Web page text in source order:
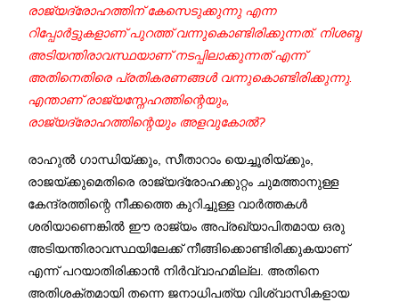
രാജ്യദ്രോഹത്തിന് കേസെടുക്കുന്നു എന്ന
റിപ്പോര്‍ട്ടുകളാണ് പുറത്ത് വന്നുകൊണ്ടിരിക്കുന്നത്. നിശബ്ദ
അടിയന്തിരാവസ്ഥയാണ് നടപ്പിലാക്കുന്നത് എന്ന്
അതിനെതിരെ പ്രതികരണങ്ങള്‍ വന്നുകൊണ്ടിരിക്കുന്നു.
എന്താണ് രാജ്യസ്നേഹത്തിന്റെയും,
രാജ്യദ്രോഹത്തിന്റെയും അളവുകോല്‍?
രാഹുല്‍ ഗാന്ധിയ്ക്കും, സീതാറാം യെച്ചൂരിയ്ക്കും,
രാജയ്ക്കുമെതിരെ രാജ്യദ്രോഹക്കുറ്റം ചുമത്താനുള്ള
കേന്ദ്രത്തിന്റെ നീക്കത്തെ കുറിച്ചുള്ള വാര്‍ത്തകള്‍
ശരിയാണെങ്കില്‍ ഈ രാജ്യം അപ്രഖ്യാപിതമായ ഒരു
അടിയന്തിരാവസ്ഥയിലേക്ക് നീങ്ങിക്കൊണ്ടിരിക്കുകയാണ്
എന്ന് പറയാതിരിക്കാന്‍ നിര്‍വ്വാഹമില്ല. അതിനെ
അതിശക്തമായി തന്നെ ജനാധിപത്യ വിശ്വാസികളായ